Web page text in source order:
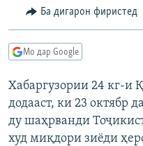
феҳристи
Ҷаҳиш
ҷустор
ҶОМЕА
ОСИЁИ МАРКАЗӢ
ФАРҲАНГ
МЕҲМОНИ ОЗОДӢ
ВАРЗИШ
САЛОМ, ХОҲАР
ҶАНГ ДАР УКРАИНА
НАЗАРИ МАРДУМ
БЛОГИСТОН
ОЗОДӢ ОНЛАЙН
ЧАНДРАСОНАӢ
ВИДЕО
РӮЙХАТҲО
Ба дигарон фиристед
Мо дар Google
Хабаргузории 24 кг-и
додааст, ки 23 октябр
ду шаҳрванди
худ миқдори зиёди